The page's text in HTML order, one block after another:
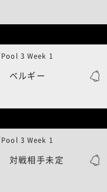
ベルギー
3 Week 1
対戦相手未定
3 Week 1